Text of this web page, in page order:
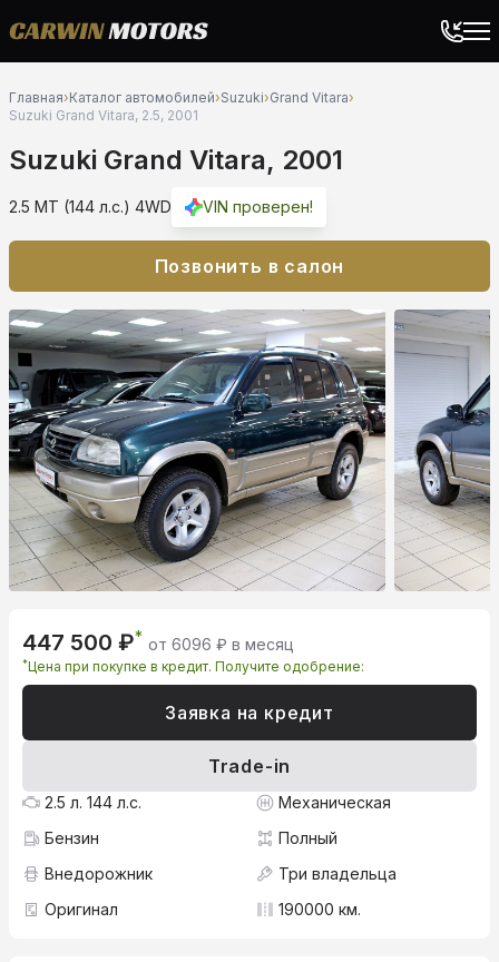
Главная›Каталог автомобилей›Suzuki›Grand Vitara›
Suzuki Grand Vitara, 2.5, 2001
Suzuki Grand Vitara, 2001
2.5 MT (144 л.с.) 4WD VIN проверен!
Позвонить в салон
447 500 ₽* от 6096 ₽ в месяц
*Цена при покупке в кредит. Получите одобрение:
Заявка на кредит
Trade-in
2.5 л. 144 л.с.
Механическая
Бензин
Полный
Внедорожник
Три владельца
Оригинал
190000 км.